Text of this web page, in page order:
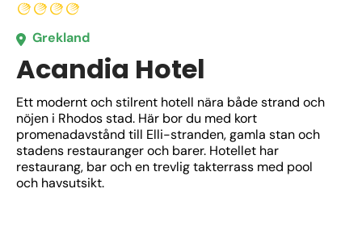
Grekland
Acandia Hotel
Ett modernt och stilrent hotell nära både strand och
nöjen i Rhodos stad. Här bor du med kort
promenadavstånd till Elli-stranden, gamla stan och
stadens restauranger och barer. Hotellet har
restaurang, bar och en trevlig takterrass med pool
och havsutsikt.